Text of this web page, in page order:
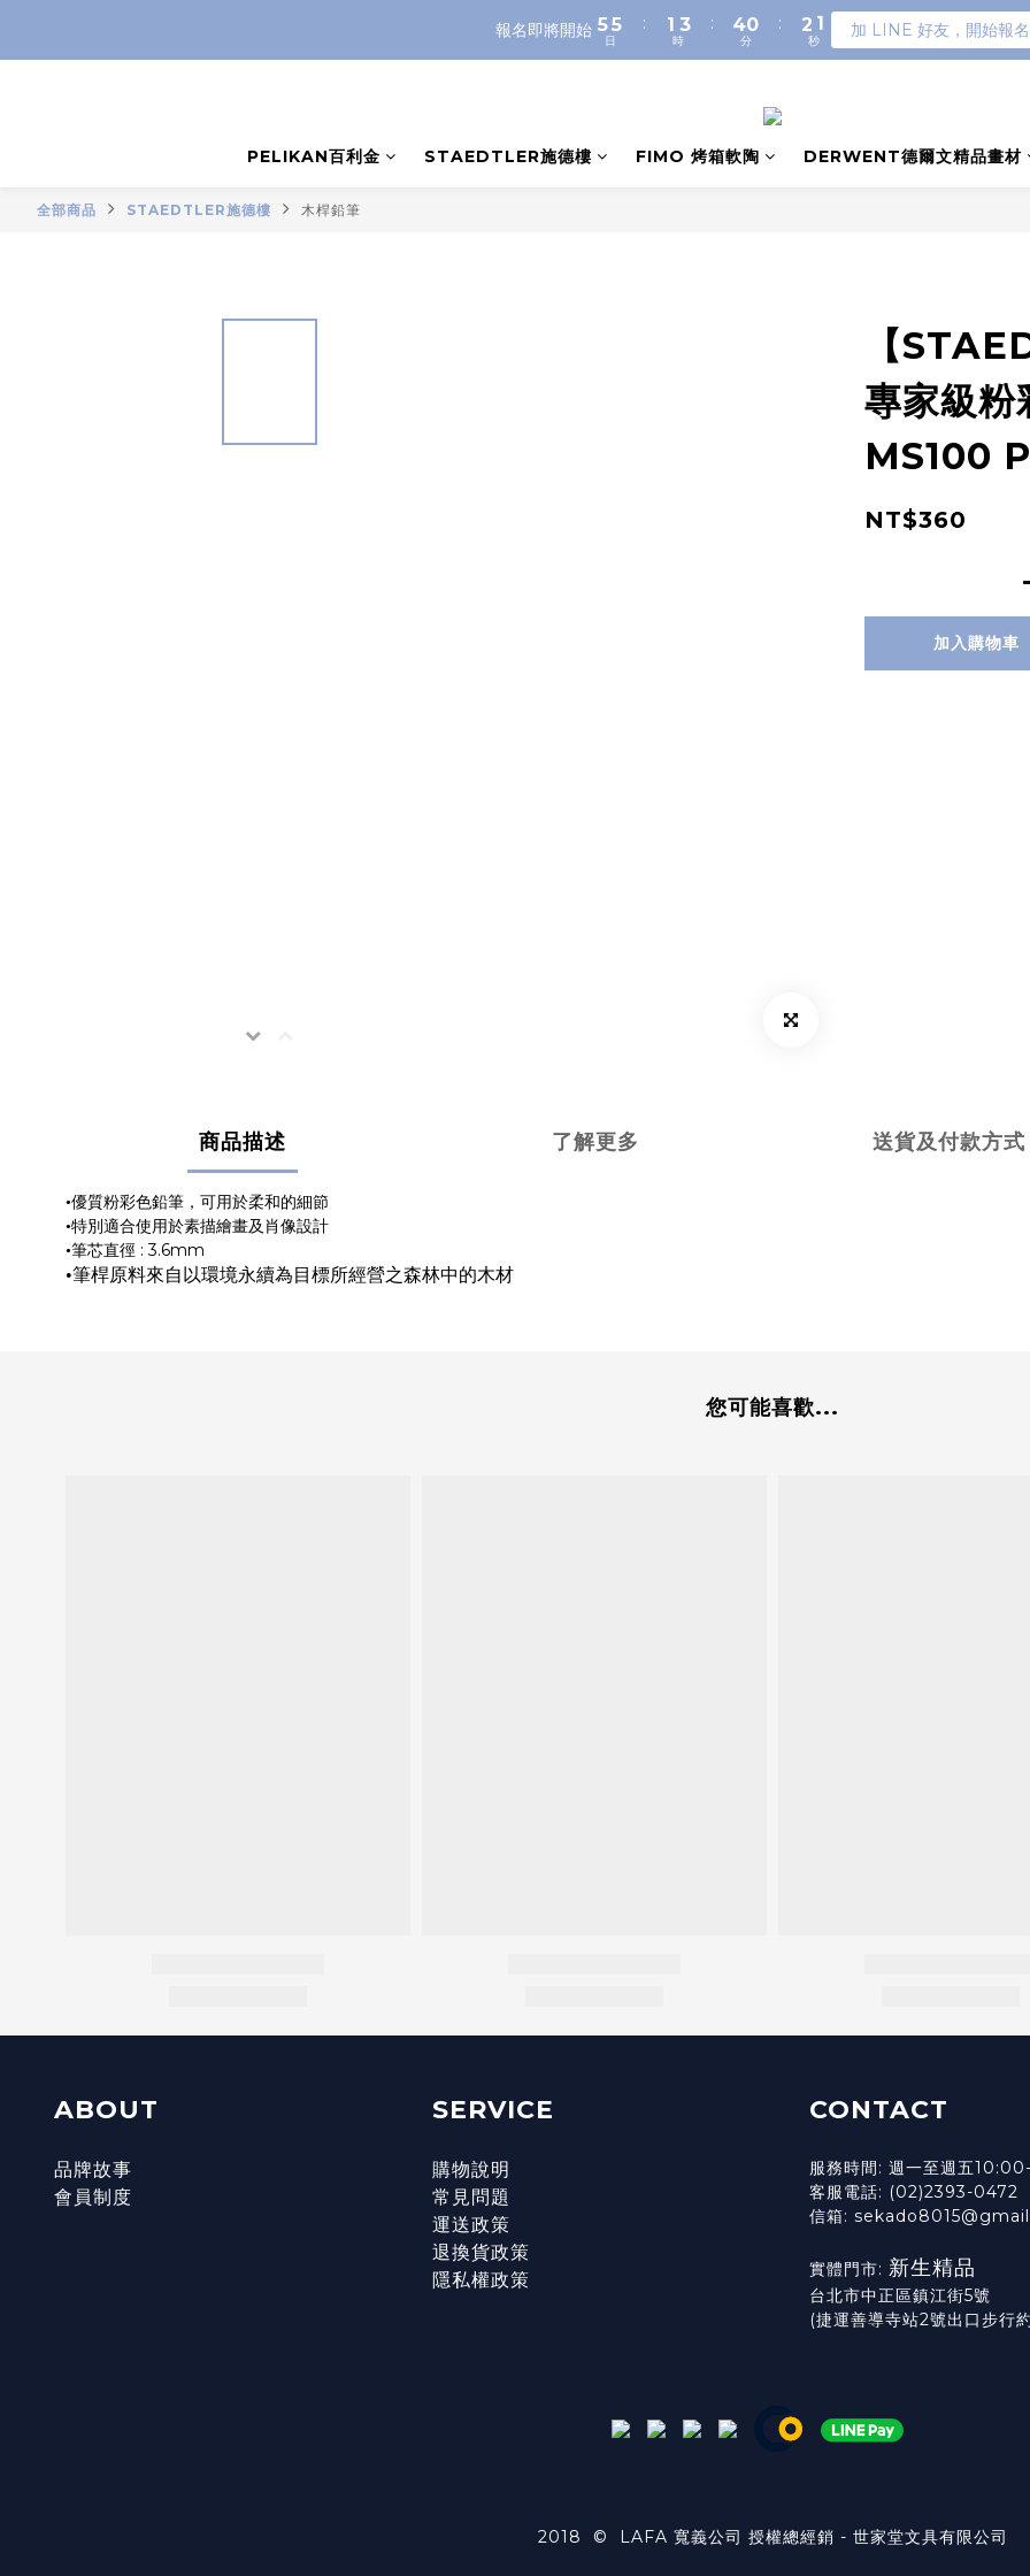
報名即將開始 5
4
0
5
4
日
:
1
0
3
2
時
:
4
3
0
分
:
2
1
0
秒
加 LINE 好友，開始報名
PELIKAN百利金 STAEDTLER施德樓 FIMO 烤箱軟陶 DERWENT德爾文精品畫材
全部商品 STAEDTLER施德樓 木桿鉛筆
【
專家級粉
MS100
NT$360
加入購物車
商品描述 了解更多 送貨及付款方式
•優質粉彩色鉛筆，可用於柔和的細節
•特別適合使用於素描繪畫及肖像設計
•筆芯直徑 : 3.6mm
•筆桿原料來自以環境永續為目標所經營之森林中的木材
您可能喜歡...
ABOUT
品牌故事
會員制度
SERVICE
購物說明
常見問題
運送政策
退換貨政策
隱私權政策
CONTACT
服務時間: 週一至週五
客服電話: (02)2393-0472
信箱:
實體門市: 新生精品
台北市中正區鎮江街5號
(捷運善導寺站2號出口步行
2018 © LAFA 寬義公司 授權總經銷 - 世家堂文具有限公司